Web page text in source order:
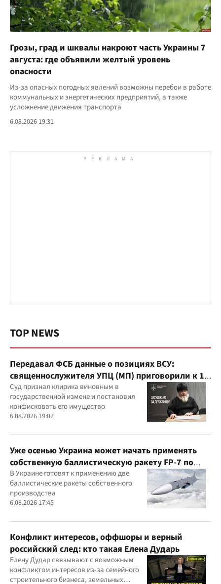
Грозы, град и шквалы накроют часть Украины 7
августа: где объявили желтый уровень
опасности
Из-за опасных погодных явлений возможны перебои в работе
коммунальных и энергетических предприятий, а также
усложнение движения транспорта
6.08.2026 19:31
TOP NEWS
Передавал ФСБ данные о позициях ВСУ:
священнослужителя УПЦ (МП) приговорили к 15
годам
Суд признал клирика виновным в
государственной измене и постановил
конфисковать его имущество
6.08.2026 19:02
Уже осенью Украина может начать применять
собственную баллистическую ракету FP-7 по
вражеским целям
В Украине готовят к применению две
баллистические ракеты собственного
производства
6.08.2026 17:45
Конфликт интересов, оффшоры и верный
российский след: кто такая Елена Дударь
Елену Дудар связывают с возможным
конфликтом интересов из-за семейного
строительного бизнеса, земельных